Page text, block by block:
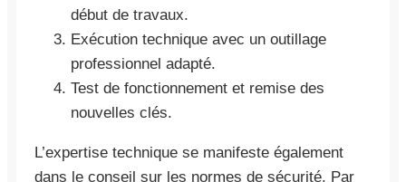
début de travaux.
Exécution technique avec un outillage
professionnel adapté.
Test de fonctionnement et remise des
nouvelles clés.
L’expertise technique se manifeste également
dans le conseil sur les normes de sécurité. Par